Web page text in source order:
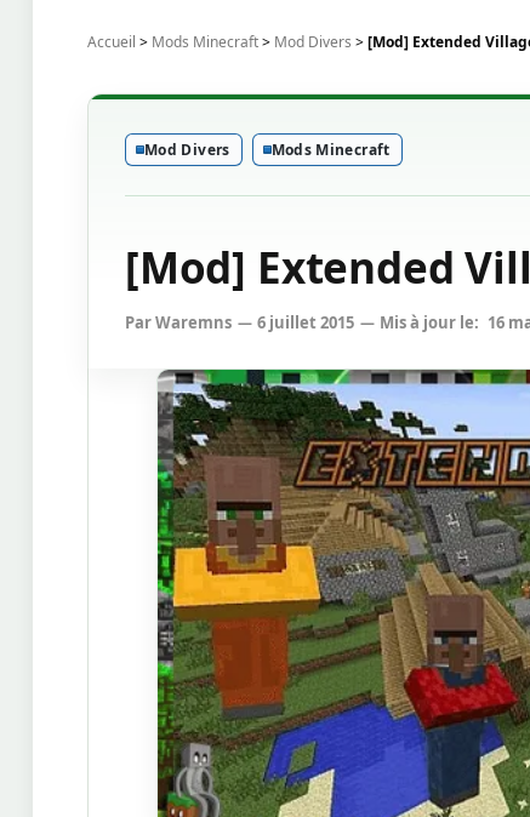
Accueil > Mods Minecraft> Mod Divers >[Mod] Extended
Mod Divers Mods Minecraft
[Mod] Extended
ParWaremns 6 juillet 2015 Mis à jour le: 16